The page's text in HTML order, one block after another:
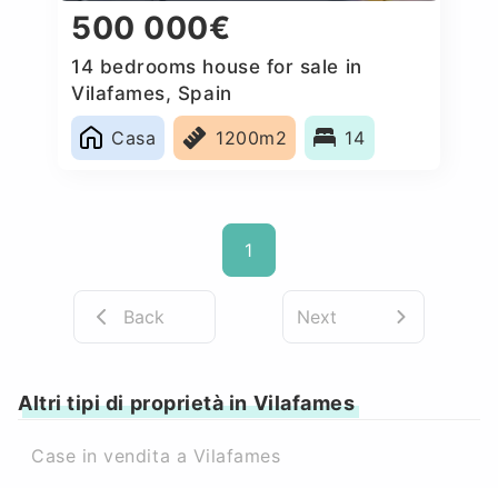
500 000€
14 bedrooms house for sale in
Vilafames, Spain
Casa
1200m2 14
1
Back Next
Altri tipi di proprietà in Vilafames
Case in vendita a Vilafames